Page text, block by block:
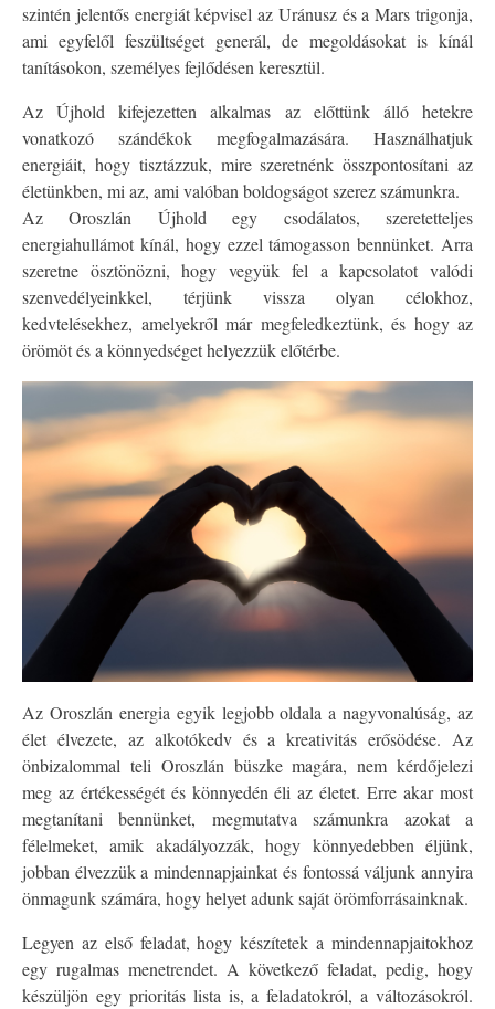
szintén jelentős energiát képvisel az Uránusz és a Mars trigonja,
ami egyfelől feszültséget generál, de megoldásokat is kínál
tanításokon, személyes fejlődésen keresztül.
Az Újhold kifejezetten alkalmas az előttünk álló hetekre
vonatkozó szándékok megfogalmazására. Használhatjuk
energiáit, hogy tisztázzuk, mire szeretnénk összpontosítani az
életünkben, mi az, ami valóban boldogságot szerez számunkra.
Az Oroszlán Újhold egy csodálatos, szeretetteljes
energiahullámot kínál, hogy ezzel támogasson bennünket. Arra
szeretne ösztönözni, hogy vegyük fel a kapcsolatot valódi
szenvedélyeinkkel, térjünk vissza olyan célokhoz,
kedvtelésekhez, amelyekről már megfeledkeztünk, és hogy az
örömöt és a könnyedséget helyezzük előtérbe.
Az Oroszlán energia egyik legjobb oldala a nagyvonalúság, az
élet élvezete, az alkotókedv és a kreativitás erősödése. Az
önbizalommal teli Oroszlán büszke magára, nem kérdőjelezi
meg az értékességét és könnyedén éli az életet. Erre akar most
megtanítani bennünket, megmutatva számunkra azokat a
félelmeket, amik akadályozzák, hogy könnyedebben éljünk,
jobban élvezzük a mindennapjainkat és fontossá váljunk annyira
önmagunk számára, hogy helyet adunk saját örömforrásainknak.
Legyen az első feladat, hogy készítetek a mindennapjaitokhoz
egy rugalmas menetrendet. A következő feladat, pedig, hogy
készüljön egy prioritás lista is, a feladatokról, a változásokról.